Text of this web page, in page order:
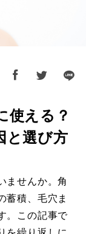
使える？
と選び方
ませんか。角
蓄積、毛穴ま
。この記事で